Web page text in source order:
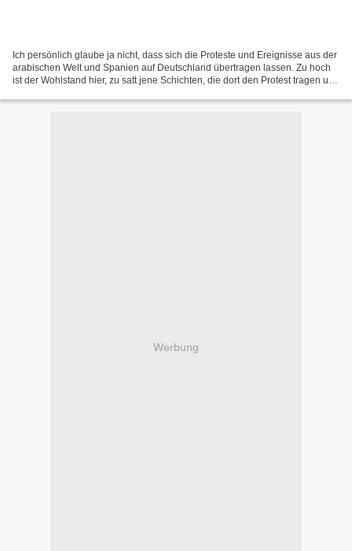
Ich persönlich glaube ja nicht, dass sich die Proteste und Ereignisse aus der
arabischen Welt und Spanien auf Deutschland übertragen lassen. Zu hoch
ist der Wohlstand hier, zu satt jene Schichten, die dort den Protest tragen und
Werbung